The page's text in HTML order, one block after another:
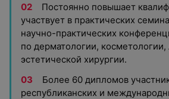
Постоянно повышает
участвует в практических
научно-практических
по дерматологии, косметологии,
эстетической хирургии.
Более 60 дипломов
республиканских и